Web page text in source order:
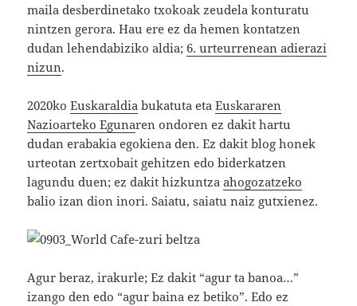
maila desberdinetako txokoak zeudela konturatu
nintzen gerora. Hau ere ez da hemen kontatzen
dudan lehendabiziko aldia; 6. urteurrenean adierazi
nizun.
2020koEuskaraldia bukatuta etaEuskararen
Nazioarteko Egunaren ondoren ez dakit hartu
dudan erabakia egokiena den. Ez dakit blog honek
urteotan zertxobait gehitzen edo biderkatzen
lagundu duen; ez dakit hizkuntzaahogozatzeko
balio izan dion inori. Saiatu, saiatu naiz gutxienez.
Agur beraz, irakurle; Ez dakit “agur ta banoa…”
izango den edo “agur baina ez betiko”. Edo ez